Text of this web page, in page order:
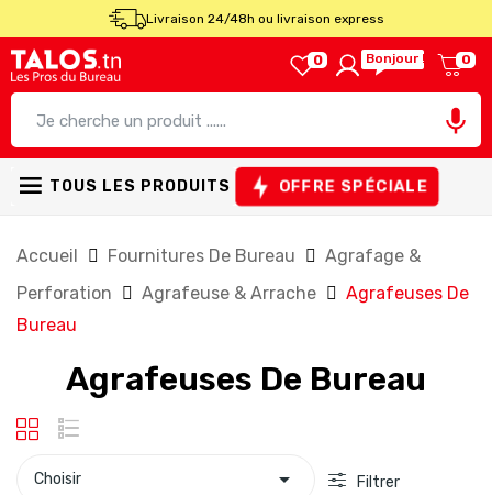
Livraison 24/48h ou livraison express
0 Bonjour ! 0

TOUS LES PRODUITS OFFRE SPÉCIALE
Accueil Fournitures De Bureau
Agrafage &
Perforation
Agrafeuse & Arrache
Agrafeuses De
Bureau
Agrafeuses De Bureau
Choisir  Filtrer